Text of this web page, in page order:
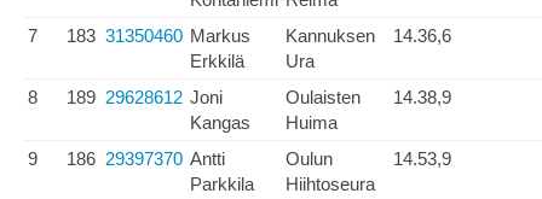
7 183 31350460 Markus
Erkkilä
Kannuksen
Ura
14.36,6
8 189 29628612 Joni
Kangas
Oulaisten
Huima
14.38,9
9 186 29397370 Antti
Parkkila
Oulun
Hiihtoseura
14.53,9